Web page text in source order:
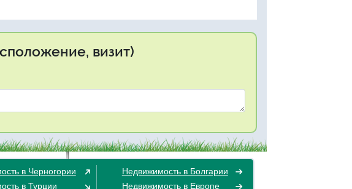
визит)
в Черногории
в Турции
Недвижимость в Болгарии
Недвижимость в Европе